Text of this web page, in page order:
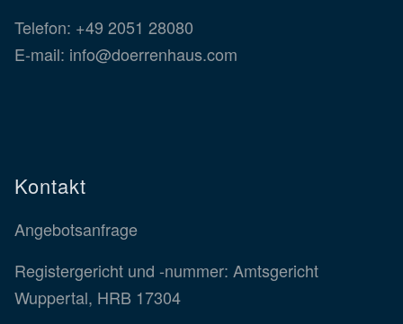
Telefon: +49 2051 28080
E-mail: info@doerrenhaus.com
Kontakt
Angebotsanfrage
Registergericht und -nummer: Amtsgericht
Wuppertal, HRB 17304